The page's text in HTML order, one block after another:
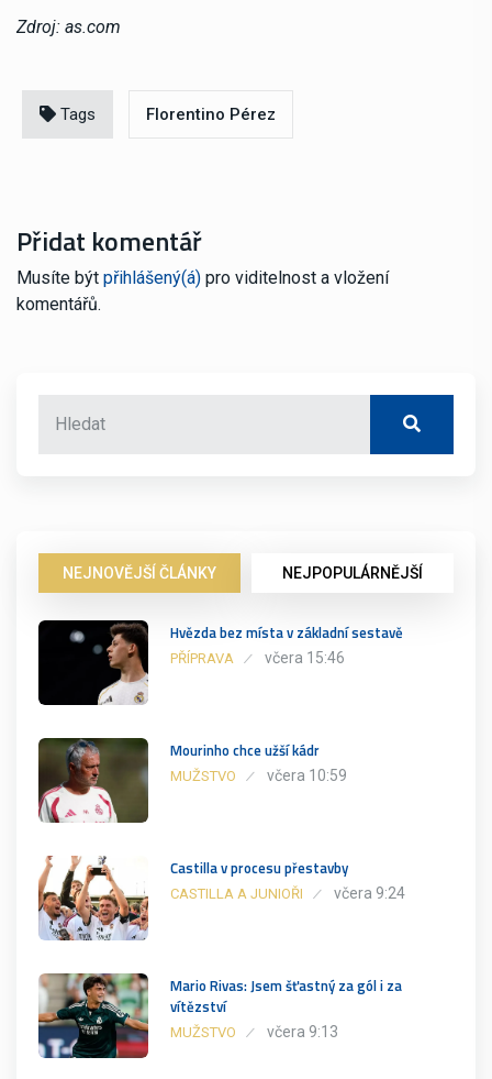
Zdroj: as.com
Tags Florentino Pérez
Přidat komentář
Musíte být přihlášený(á) pro viditelnost a vložení
komentářů.
NEJNOVĚJŠÍ ČLÁNKY NEJPOPULÁRNĚJŠÍ
Hvězda bez místa v základní sestavě
PŘÍPRAVA včera 15:46
Mourinho chce užší kádr
MUŽSTVO včera 10:59
Castilla v procesu přestavby
CASTILLA A JUNIOŘI včera 9:24
Mario Rivas: Jsem šťastný za gól i za
vítězství
MUŽSTVO včera 9:13